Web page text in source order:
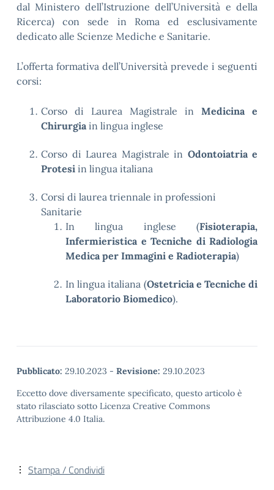
dal Ministero dell’Istruzione dell’Università e della
Ricerca) con sede in Roma ed esclusivamente
dedicato alle Scienze Mediche e Sanitarie.
L’offerta formativa dell’Università prevede i seguenti
corsi:
Corso di Laurea Magistrale in Medicina e
Chirurgiain lingua inglese
Corso di Laurea Magistrale in Odontoiatria e
Protesi in lingua italiana
Corsi di laurea triennale in professioni
Sanitarie
In lingua inglese (Fisioterapia,
Infermieristica e Tecniche di Radiologia
Medica per Immagini e Radioterapia)
In lingua italiana (Ostetricia e Tecniche di
Laboratorio Biomedico).
Pubblicato: 29.10.2023 - Revisione: 29.10.2023
Eccetto dove diversamente specificato, questo articolo è
stato rilasciato sotto Licenza Creative Commons
Attribuzione 4.0 Italia.
Stampa / Condividi